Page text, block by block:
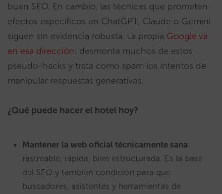
buen SEO. En cambio, las técnicas que prometen
efectos específicos en ChatGPT, Claude o Gemini
siguen sin evidencia robusta. La propia Google va
en esa dirección: desmonta muchos de estos
pseudo-hacks y trata como spam los intentos de
manipular respuestas generativas.
¿Qué puede hacer el hotel hoy?
Mantener la web oficial técnicamente sana:
rastreable, rápida, bien estructurada. Es la base
del SEO y también condición para que
buscadores, asistentes y herramientas de